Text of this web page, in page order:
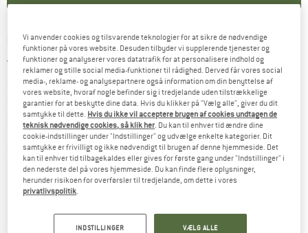
ULVANG -Hunting - Merinosokker
4,5(2)
Vi anvender cookies og tilsvarende teknologier for at sikre de nødvendige
funktioner på vores website. Desuden tilbyder vi supplerende tjenester og
funktioner og analyserer vores datatrafik for at personalisere indhold og
reklamer og stille social media-funktioner til rådighed. Derved får vores social
media-, reklame- og analysepartnere også information om din benyttelse af
vores website, hvoraf nogle befinder sig i tredjelande uden tilstrækkelige
garantier for at beskytte dine data. Hvis du klikker på "Vælg alle", giver du dit
samtykke til dette. Hvis du ikke vil acceptere brugen af cookies undtagen de
teknisk nødvendige cookies, så klik her . Du kan til enhver tid ændre dine
cookie-indstillinger under "Indstillinger" og udvælge enkelte kategorier. Dit
samtykke er frivilligt og ikke nødvendigt til brugen af denne hjemmeside. Det
kan til enhver tid tilbagekaldes eller gives for første gang under "Indstillinger" i
den nederste del på vores hjemmeside. Du kan finde flere oplysninger,
herunder risikoen for overførsler til tredjelande, om dette i vores
privatlivspolitik
INDSTILLINGER VÆLG ALLE